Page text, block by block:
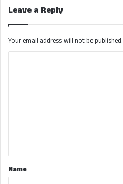
Leave a Reply
Your email address will not be published.
*Name